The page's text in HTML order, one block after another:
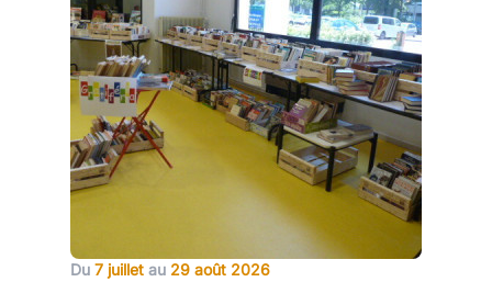
Du 7 juillet au 29 août 2026